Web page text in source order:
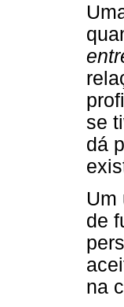
se
dá
Um
de
na